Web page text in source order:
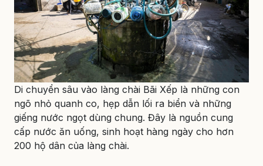
Di chuyển sâu vào làng chài Bãi Xếp là những con
ngõ nhỏ quanh co, hẹp dẫn lối ra biển và những
giếng nước ngọt dùng chung. Đây là nguồn cung
cấp nước ăn uống, sinh hoạt hàng ngày cho hơn
200 hộ dân của làng chài.